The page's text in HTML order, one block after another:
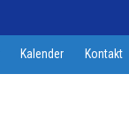
Kalender Kontakt